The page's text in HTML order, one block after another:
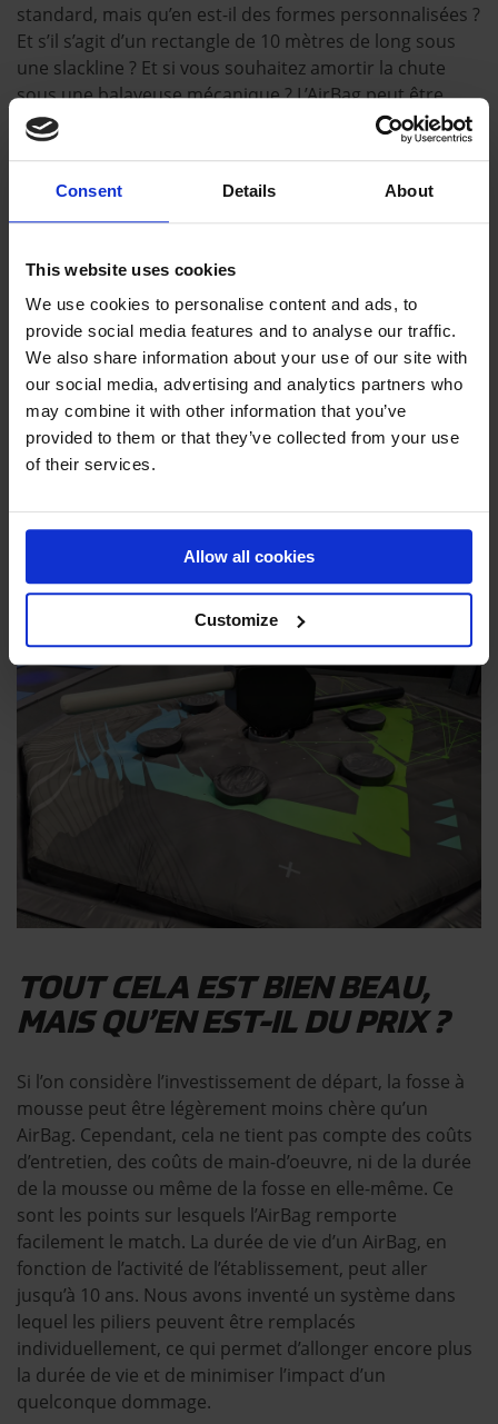
Consent Details About
This website uses cookies
We use cookies to personalise content and ads, to
provide social media features and to analyse our traffic.
We also share information about your use of our site with
our social media, advertising and analytics partners who
may combine it with other information that you’ve
provided to them or that they’ve collected from your use
of their services.
Allow all cookies
Customize
standard, mais qu’en est-il des formes personnalisées ?
Et s’il s’agit d’un rectangle de 10 mètres de long sous
une slackline ? Et si vous souhaitez amortir la chute
sous une balayeuse mécanique ? L’AirBag peut être
fabriqué dans la tailel ou la forme que vous souhaitez.
Il peut être nommé de la marque ou de l’image que
comme du satin et spécifiquement conçus, pour
s’assurer qu’il représente votre marque de la meilleure
DÉCOUVREZ QUELQUES-UNS DES
PRÉCÉDENTS EXEMPLAIRES D'AIRBAGS
RÉALISÉS PAR NOS SOINS !
L'AIRBAG T
TOUT CELA EST BIEN BEAU,
MAIS QU’EN EST-IL DU PRIX ?
Si l’on considère l’investissement de départ, la fosse à
mousse peut être légèrement moins chère qu’un
AirBag. Cependant, cela ne tient pas compte des coûts
d’entretien, des coûts de main-d’oeuvre, ni de la durée
de la mousse ou même de la fosse en elle-même. Ce
sont les points sur lesquels l’AirBag remporte
facilement le match. La durée de vie d’un AirBag, en
fonction de l’activité de l’établissement, peut aller
jusqu’à 10 ans. Nous avons inventé un système dans
lequel les piliers peuvent être remplacés
individuellement, ce qui permet d’allonger encore plus
la durée de vie et de minimiser l’impact d’un
quelconque dommage.